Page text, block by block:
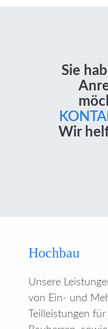
Sie
Wir
Hochbau
Unsere
von Ein- und
Teilleistungen